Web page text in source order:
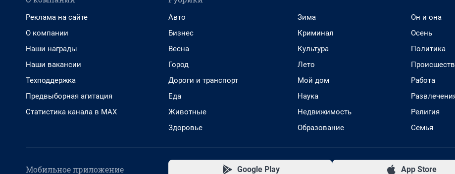
Реклама на сайте
О компании
Наши награды
Наши вакансии
Техподдержка
Предвыборная агитация
Статистика канала в MAX
Авто
Бизнес
Весна
Город
Дороги и транспорт
Еда
Животные
Здоровье
Зима
Криминал
Культура
Лето
Мой дом
Наука
Недвижимость
Образование
Он и она
Осень
Политика
Работа
Религия
Семья
Мобильное приложение Google Play App Store